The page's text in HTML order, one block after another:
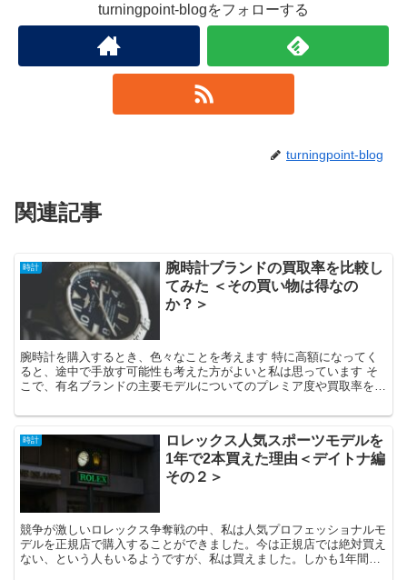
turningpoint-blogをフォローする
turningpoint-blog
関連記事
時計
腕時計ブランドの買取率を比較し
てみた ＜その買い物は得なの
か？＞
腕時計を購入するとき、色々なことを考えます 特に高額になってく
ると、途中で手放す可能性も考えた方がよいと私は思っています そ
こで、有名ブランドの主要モデルについてのプレミア度や買取率を調
時計
ロレックス人気スポーツモデルを
1年で2本買えた理由＜デイトナ編
その２＞
競争が激しいロレックス争奪戦の中、私は人気プロフェッショナルモ
デルを正規店で購入することができました。今は正規店では絶対買え
ない、という人もいるようですが、私は買えました。しかも1年間で